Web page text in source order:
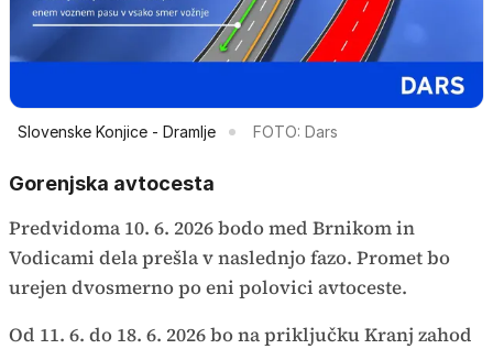
Slovenske Konjice - Dramlje FOTO: Dars
Gorenjska avtocesta
Predvidoma 10. 6. 2026 bodo med Brnikom in
Vodicami dela prešla v naslednjo fazo. Promet bo
urejen dvosmerno po eni polovici avtoceste.
Od 11. 6. do 18. 6. 2026 bo na priključku Kranj zahod